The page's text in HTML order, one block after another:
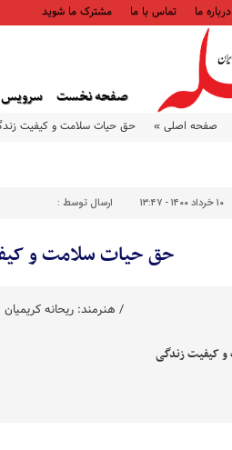
درباره ما تماس با ما مشترک ما شوید
صفحه نخست سرویس
صفحه اصلی » حق حیات سلامت و کیفیت
۱۰ خرداد ۱۴۰۰ - ۱۳:۴۷ ارسال توسط :
حق حیات سلامت و
/ هنرمند: ریحانه کریمیان